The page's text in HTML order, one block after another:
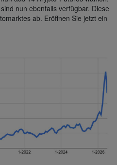
nun ebenfalls verfügbar. Diese
ab. Eröffnen Sie jetzt ein